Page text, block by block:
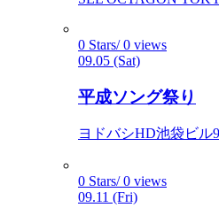
0 Stars/ 0 views
09.05 (Sat)
平成ソング祭り
ヨドバシHD池袋ビル
0 Stars/ 0 views
09.11 (Fri)